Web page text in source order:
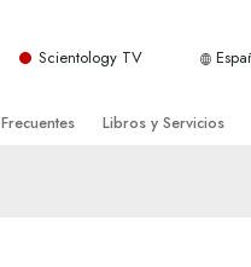
Scientology TV
Libros y Servicios